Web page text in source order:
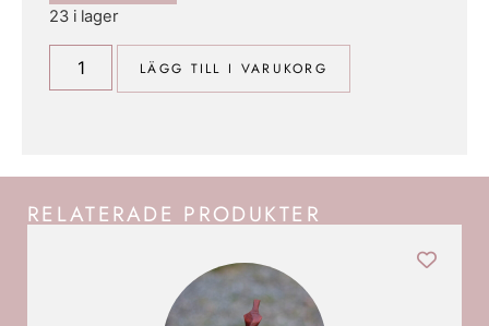
23 i lager
LÄGG TILL I VARUKORG
RELATERADE PRODUKTER